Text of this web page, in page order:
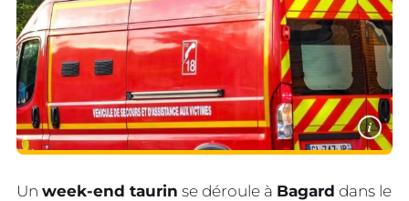
i
Un week-end taurin se déroule à Bagard dans le